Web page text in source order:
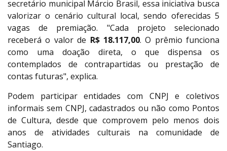
secretário municipal Márcio Brasil, essa iniciativa busca
valorizar o cenário cultural local, sendo oferecidas 5
vagas de premiação. "Cada projeto selecionado
receberá o valor de R$ 18.117,00. O prêmio funciona
como uma doação direta, o que dispensa os
contemplados de contrapartidas ou prestação de
contas futuras", explica.
Podem participar entidades com CNPJ e coletivos
informais sem CNPJ, cadastrados ou não como Pontos
de Cultura, desde que comprovem pelo menos dois
anos de atividades culturais na comunidade de
Santiago.